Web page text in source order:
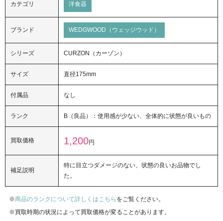
カテゴリ 洋食器
ブランド WEDGWOOD（ウェッジウッド）
シリーズ CURZON（カーゾン）
サイズ 直径175mm
付属品 なし
ランク B（良品）：使用感が少ない、全体的に状態が良いもの
買取価格 1,200円
補足説明
特に目立つダメージのない、状態の良いお品物でし
た。
商品のランクについて詳しくはこちら をご覧ください。
買取時期の状況によって買取価格が変ることがあります。